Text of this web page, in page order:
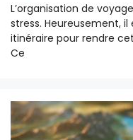
L’organisation de
stress. Heureusement,
itinéraire pour rendre
Ce